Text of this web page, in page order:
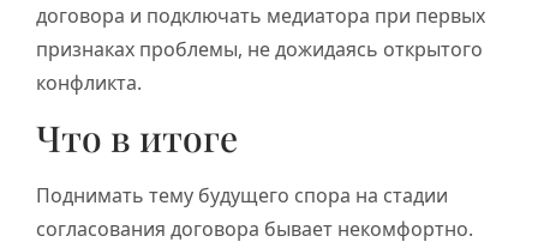
договора и подключать медиатора при первых
признаках проблемы, не дожидаясь открытого
конфликта.
Что в итоге
Поднимать тему будущего спора на стадии
согласования договора бывает некомфортно.